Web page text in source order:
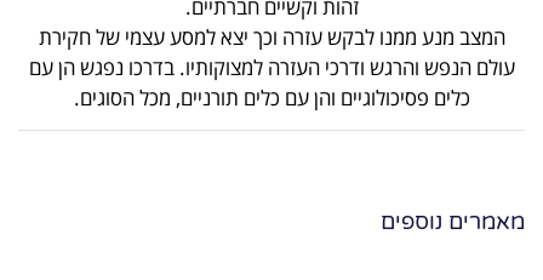
זהות וקשיים חברתיים.
המצב מנע ממנו לבקש עזרה וכך יצא למסע עצמי של חקירת
עולם הנפש והרגש ודרכי העזרה למצוקותיו. בדרכו נפגש הן עם
כלים פסיכולוגיים והן עם כלים תורניים, מכל הסוגים.
מאמרים נוספים